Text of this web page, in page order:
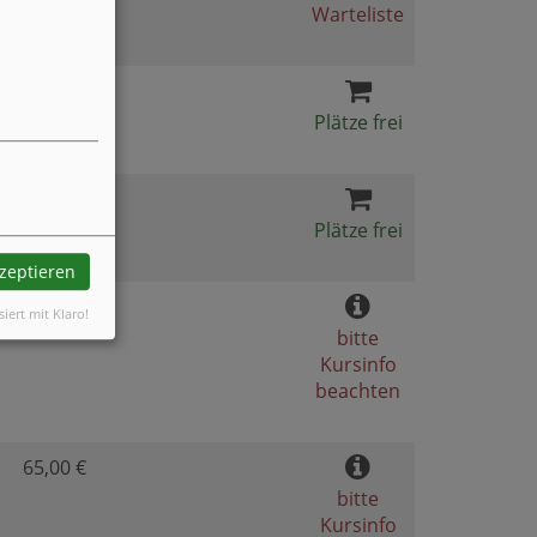
Warteliste
Plätze frei
Plätze frei
65,00 €
bitte
Kursinfo
beachten
65,00 €
bitte
Kursinfo
mit Klaro!